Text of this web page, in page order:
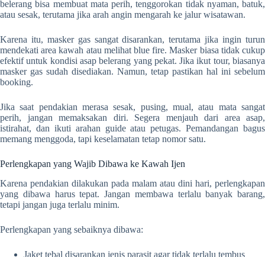
belerang bisa membuat mata perih, tenggorokan tidak nyaman, batuk,
atau sesak, terutama jika arah angin mengarah ke jalur wisatawan.
Karena itu, masker gas sangat disarankan, terutama jika ingin turun
mendekati area kawah atau melihat blue fire. Masker biasa tidak cukup
efektif untuk kondisi asap belerang yang pekat. Jika ikut tour, biasanya
masker gas sudah disediakan. Namun, tetap pastikan hal ini sebelum
booking.
Jika saat pendakian merasa sesak, pusing, mual, atau mata sangat
perih, jangan memaksakan diri. Segera menjauh dari area asap,
istirahat, dan ikuti arahan guide atau petugas. Pemandangan bagus
memang menggoda, tapi keselamatan tetap nomor satu.
Perlengkapan yang Wajib Dibawa ke Kawah Ijen
Karena pendakian dilakukan pada malam atau dini hari, perlengkapan
yang dibawa harus tepat. Jangan membawa terlalu banyak barang,
tetapi jangan juga terlalu minim.
Perlengkapan yang sebaiknya dibawa:
Jaket tebal disarankan jenis parasit agar tidak terlalu tembus